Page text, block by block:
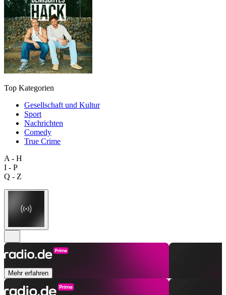
Top Kategorien
Gesellschaft und Kultur
Sport
Nachrichten
Comedy
True Crime
A - H
I - P
Q - Z
Mehr erfahren